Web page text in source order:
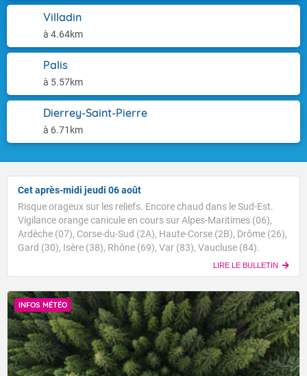
Villadin
à 4.64km
Palis
à 5.57km
Dierrey-Saint-Pierre
à 6.71km
Cet après-midi jeudi 06 août
Risque orageux sur les reliefs. Encore chaud dans le Sud-Est.
Vigilance orange canicule en cours sur Alpes-Maritimes (06),
Ardèche (07), Corse-du-Sud (2A), Haute-Corse (2B), Drôme (26),
Gard (30), Isère (38), Rhône (69), Var (83), Vaucluse (84).
LIRE LE BULLETIN
INFOS MÉTÉO